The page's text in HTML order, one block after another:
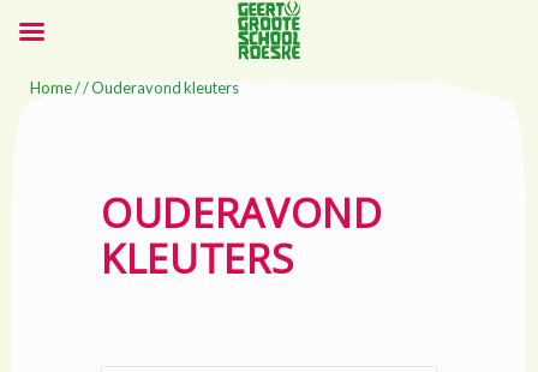
Home/ / Ouderavond kleuters
OUDERAVOND
KLEUTERS